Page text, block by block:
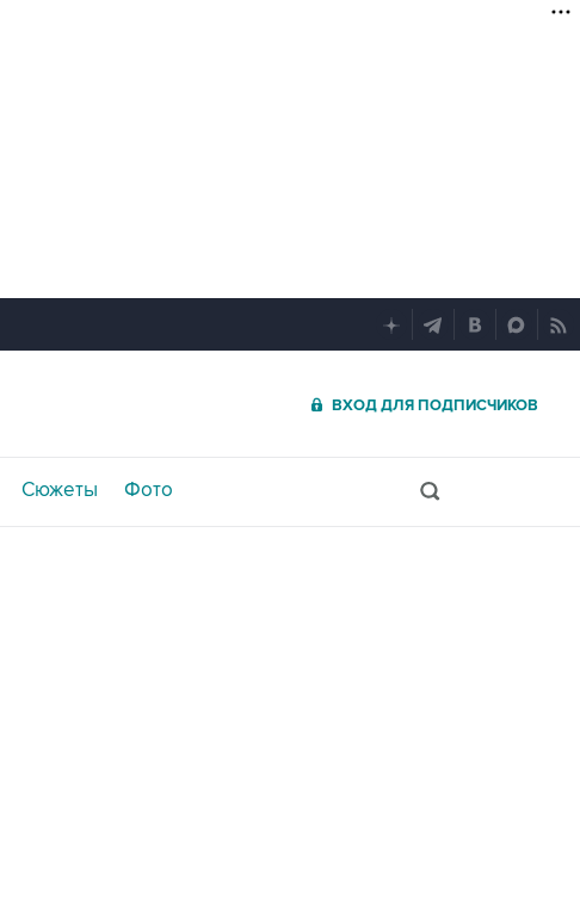
ВХОД ДЛЯ ПОДПИСЧИКОВ
Сюжеты Фото